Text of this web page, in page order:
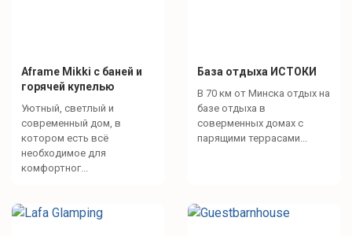
Aframe Mikki с баней и
горячей купелью
Уютный, светлый и
современный дом, в
котором есть всё
необходимое для
комфортног...
База отдыха ИСТОКИ
В 70 км от Минска отдых на
базе отдыха в
соверменных домах с
парящими террасами...